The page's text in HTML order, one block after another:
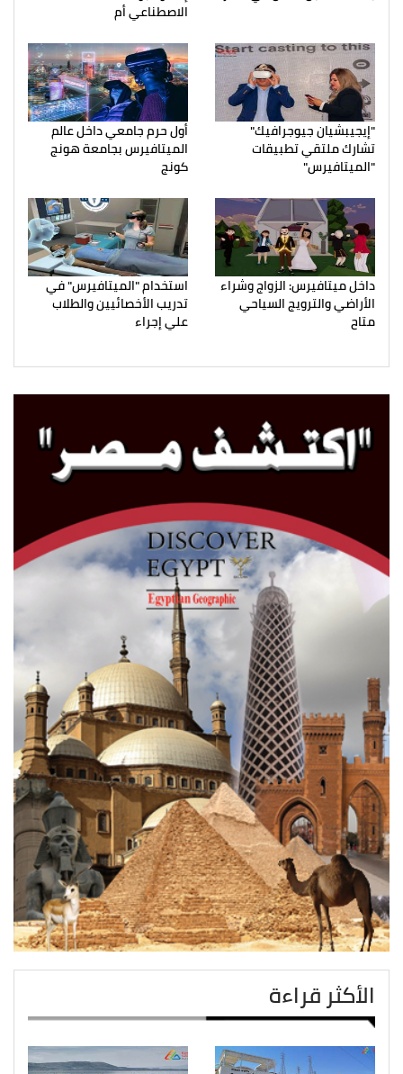
الاصطناعي أم
"إيجيبشيان جيوجرافيك"
تشارك ملتقي تطبيقات
"الميتافيرس"
أول حرم جامعي داخل عالم
الميتافيرس بجامعة هونج
كونج
داخل ميتافيرس: الزواج وشراء
الأراضي والترويج السياحي
متاح
استخدام "الميتافيرس" في
تدريب الأخصائيين والطلاب
علي إجراء
الأكثر قراءة